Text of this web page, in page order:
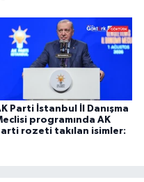
Parti İstanbul İl Danışma
programında AK
rozeti takılan isimler: